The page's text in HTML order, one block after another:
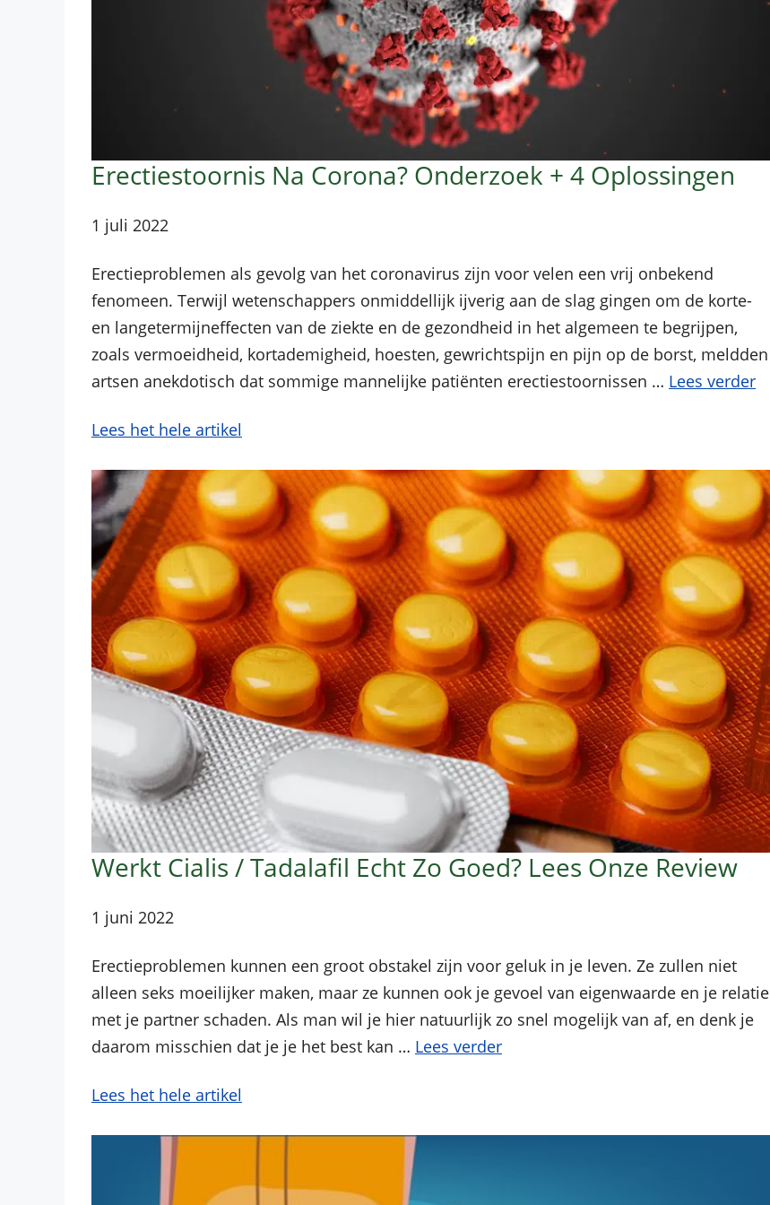
Erectiestoornis Na Corona? Onderzoek + 4 Oplossingen
1 juli 2022
Erectieproblemen als gevolg van het coronavirus zijn voor velen een vrij onbekend
fenomeen. Terwijl wetenschappers onmiddellijk ijverig aan de slag gingen om de korte-
en langetermijneffecten van de ziekte en de gezondheid in het algemeen te begrijpen,
zoals vermoeidheid, kortademigheid, hoesten, gewrichtspijn en pijn op de borst, meldden
artsen anekdotisch dat sommige mannelijke patiënten erectiestoornissen … Lees verder
Lees het hele artikel
Werkt Cialis / Tadalafil Echt Zo Goed? Lees Onze Review
1 juni 2022
Erectieproblemen kunnen een groot obstakel zijn voor geluk in je leven. Ze zullen niet
alleen seks moeilijker maken, maar ze kunnen ook je gevoel van eigenwaarde en je relatie
met je partner schaden. Als man wil je hier natuurlijk zo snel mogelijk van af, en denk je
daarom misschien dat je je het best kan … Lees verder
Lees het hele artikel